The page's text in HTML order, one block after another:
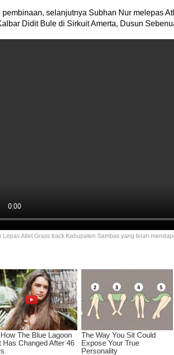
pembinaan, selanjutnya Subhan Nur melepas
Didit Bule di Sirkuit Amerta, Dusun
Lepas Atlet Grass track Kabupaten Sambas yang telah